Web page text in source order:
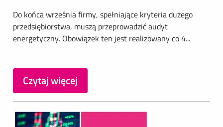
Do końca września firmy, spełniające kryteria dużego
przedsiębiorstwa, muszą przeprowadzić audyt
energetyczny. Obowiązek ten jest realizowany co 4...
Czytaj więcej